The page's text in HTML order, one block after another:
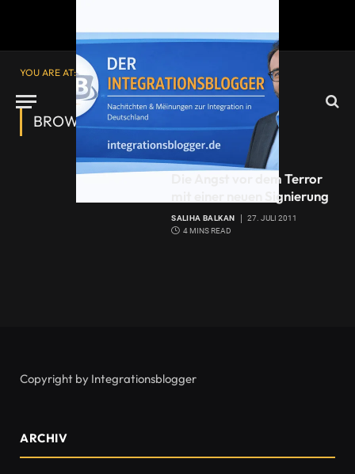
YOU ARE AT: Startseite»
BROWSING:MANIFEST 2083
Die Angst vor dem Terror
mit einer neuen Signierung
SALIHA BALKAN
27. JULI 2011
4 MINS READ
Copyright by Integrationsblogger
ARCHIV